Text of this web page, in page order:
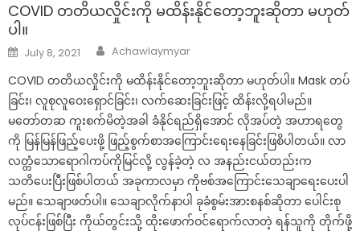
COVID တတိယလှိုင်းကို မထိန်းနိုင်တော့ဘူးဆိုတာ မဟုတ်
ပါ။
Posted
on
July 8, 2021 Author
Achawlaymyar
COVID တတိယလှိုင်းကို မထိန်းနိုင်တော့ဘူးဆိုတာ မဟုတ်ပါ။ Mask တပ်
ခြင်း၊ လူစုလူဝေးရှောင်ခြင်း၊ လက်ဆေးခြင်းဖြင့် ထိန်းလို့ရပါမည်။
မတော်တဆ ကူးစက်မိတဲ့အခါ ခံနိုင်ရည်ရှိအောင် လိုအပ်တဲ့ အဟာရတွေ
ကို မြန်မြန်ဖြည့်ပေးဖို့ ဖြည့်စွက်စာအကြောင်းရေးနေခြင်းဖြစိပါတယ်။ လာ
လတ္တံသောရောဂါကပ်ကိုမြင်လို့ လွန်ခဲ့တဲ့ လ အနည်းငယ်တည်းက
သတိပေးပြီးဖြစ်ပါတယ် အခုကာလမှာ ကိုဗစ်အကြောင်းသေချာရေးပေးပါ
မည်။ သေချာဖတ်ပါ။ သေချာလိုက်နာပါ ခုခံစွမ်းအားစနစ်ဆိုတာ ပေါင်းစု
လုပ်ငန်းဖြစ်ပြီး ကိုယ်တွင်းသို့ ထိုးဖောက်ဝင်ရောက်လာတဲ့ ရန်သူကို တိုက်ဖို့